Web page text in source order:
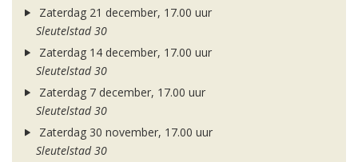
Zaterdag 21 december, 17.00 uur
Sleutelstad 30
Zaterdag 14 december, 17.00 uur
Sleutelstad 30
Zaterdag 7 december, 17.00 uur
Sleutelstad 30
Zaterdag 30 november, 17.00 uur
Sleutelstad 30